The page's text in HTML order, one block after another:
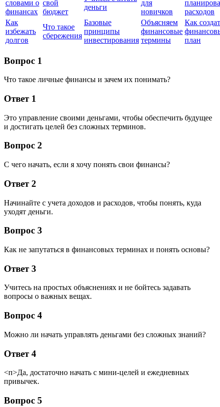
словами о
финансах
свой
бюджет
деньги
для
новичков
расходов
Как
избежать
долгов
Что такое
сбережения
Базовые
принципы
инвестирования
Объясняем
финансовые
термины
Как
план
Вопрос 1
Что такое личные финансы и зачем их понимать?
Ответ 1
Это управление своими деньгами, чтобы обеспечить будущее
и достигать целей без сложных терминов.
Вопрос 2
С чего начать, если я хочу понять свои финансы?
Ответ 2
Начинайте с учета доходов и расходов, чтобы понять, куда
уходят деньги.
Вопрос 3
Как не запутаться в финансовых терминах и понять основы?
Ответ 3
Учитесь на простых объяснениях и не бойтесь задавать
вопросы о важных вещах.
Вопрос 4
Можно ли начать управлять деньгами без сложных знаний?
Ответ 4
<п>Да, достаточно начать с мини-целей и ежедневных
привычек.
Вопрос 5